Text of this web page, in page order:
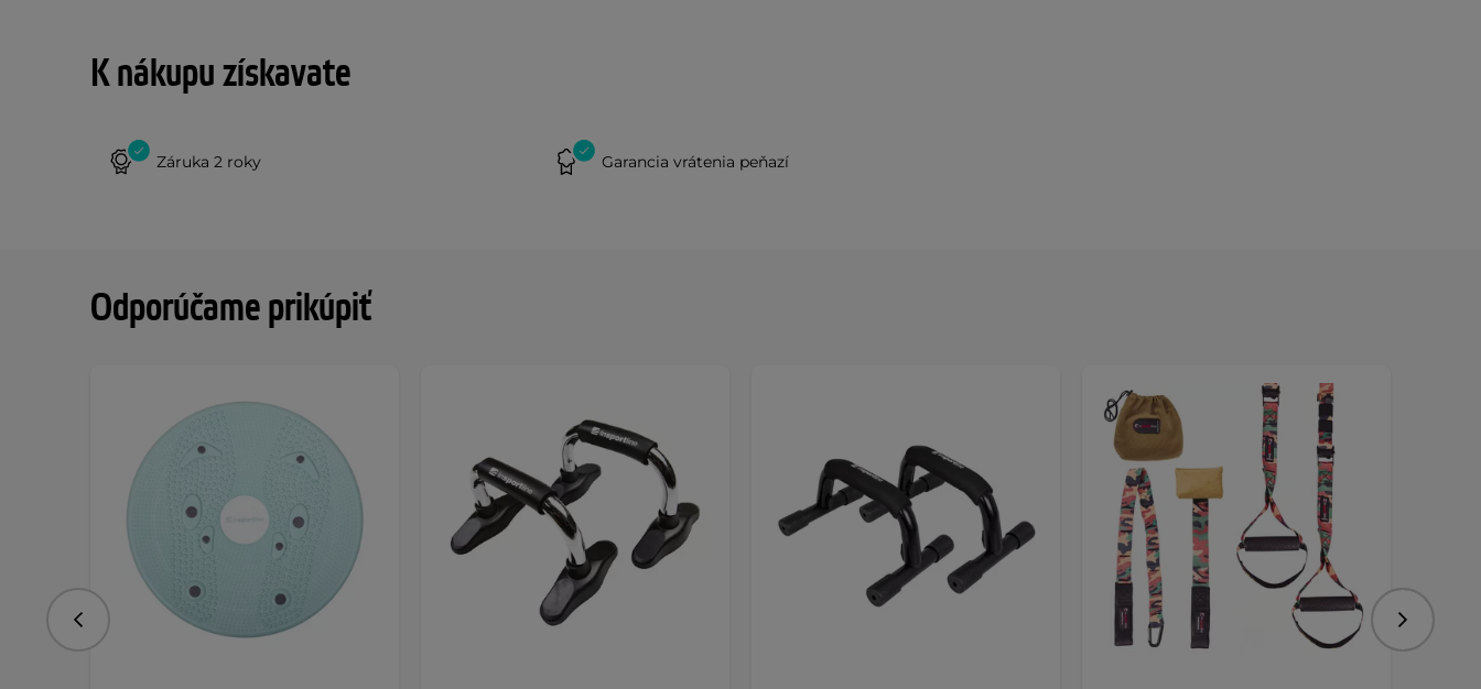
K nákupu získavate
Záruka 2 roky Garancia vrátenia peňazí
Odporúčame prikúpiť
Predchádzajúce